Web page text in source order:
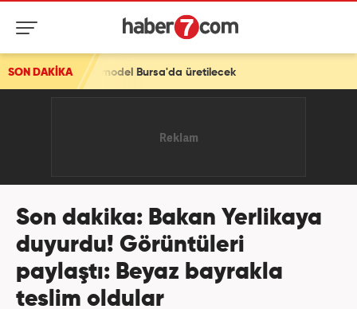
SON DAKİKA
Bursa'da üretilecek
Son dakika: Bakan Yerlikaya
duyurdu! Görüntüleri
paylaştı: Beyaz bayrakla
teslim oldular